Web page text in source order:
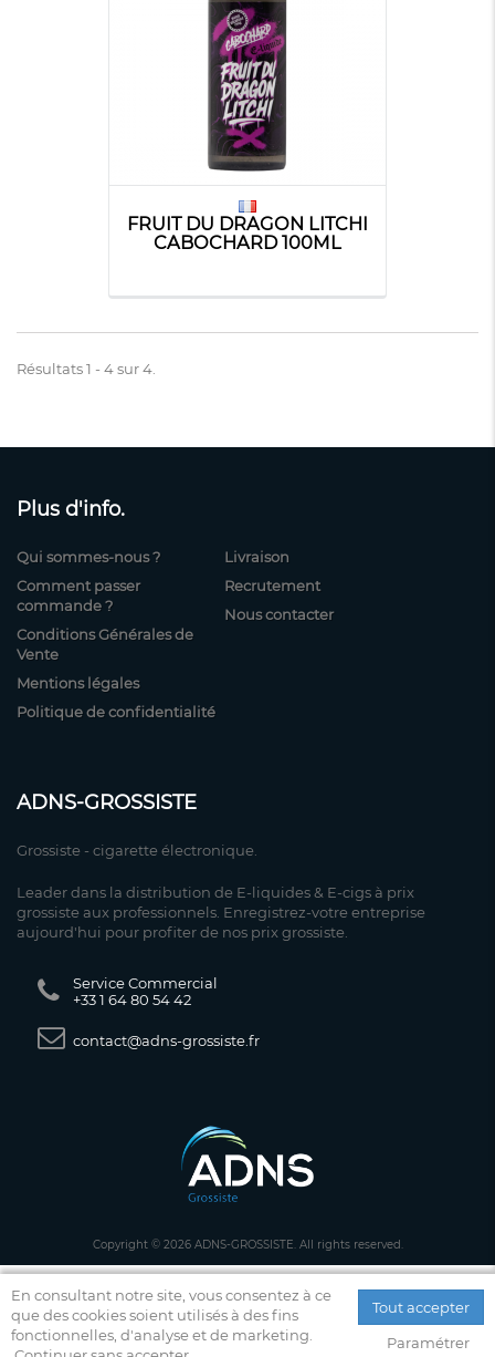
FRUIT DU DRAGON LITCHI
CABOCHARD 100ML
Résultats 1 - 4 sur 4.
Plus d'info.
Qui sommes-nous ?
Comment passer
commande ?
Conditions Générales de
Vente
Mentions légales
Politique de confidentialité
Livraison
Recrutement
Nous contacter
ADNS-GROSSISTE
Grossiste - cigarette électronique.
Leader dans la distribution de E-liquides & E-cigs à prix
grossiste aux professionnels. Enregistrez-votre entreprise
aujourd'hui pour profiter de nos prix grossiste.
Service Commercial
+33 1 64 80 54 42
contact@adns-grossiste.fr
En consultant notre site, vous consentez à ce
que des cookies soient utilisés à des fins
fonctionnelles, d'analyse et de marketing.
Tout accepter
Paramétrer
Copyright © 2026 ADNS-GROSSISTE. All rights reserved.